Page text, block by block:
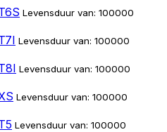
Levensduur van: 100000
Levensduur van: 100000
Levensduur van: 100000
Levensduur van: 100000
Levensduur van: 100000